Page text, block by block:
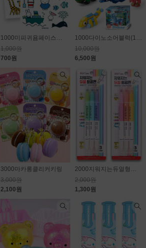
1000미피귀욤페이스판박이스티커
1,000원
700원
1000다이노소어블럭(10종) 1개650원
10,000원
6,500원
3000마카롱클리커키링
3,000원
2,100원
2000지워지는듀얼형광펜
2,000원
1,300원